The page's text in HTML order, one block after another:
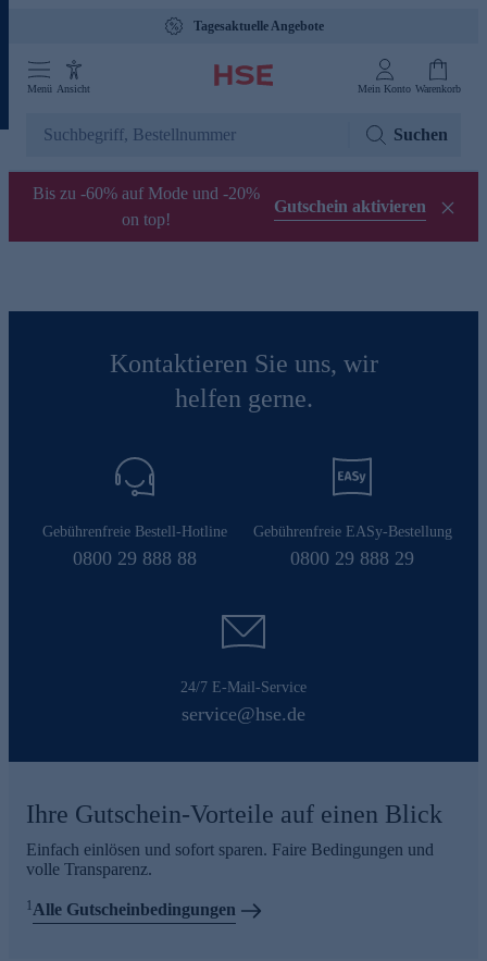
Tagesaktuelle Angebote
Menü Ansicht Mein Konto Warenkorb
Suchen
Bis zu -60% auf Mode und -20%
on top!
Gutschein aktivieren
Kontaktieren Sie uns, wir
helfen gerne.
Gebührenfreie Bestell-Hotline
0800 29 888 88
Gebührenfreie EASy-Bestellung
0800 29 888 29
24/7 E-Mail-Service
service@hse.de
Ihre Gutschein-Vorteile auf einen Blick
Einfach einlösen und sofort sparen. Faire Bedingungen und
volle Transparenz.
1Alle Gutscheinbedingungen